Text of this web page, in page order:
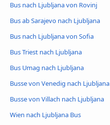
Bus nach Ljubljana von Rovinj
Bus ab Sarajevo nach Ljubljana
Bus nach Ljubljana von Sofia
Bus Triest nach Ljubljana
Bus Umag nach Ljubljana
Busse von Venedig nach Ljubljana
Busse von Villach nach Ljubljana
Wien nach Ljubljana Bus